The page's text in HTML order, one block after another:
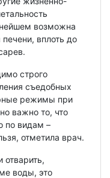
возможна
вплоть до
строго
съедобных
режимы при
важно то, что
по видам –
отметила врач.
воды, это